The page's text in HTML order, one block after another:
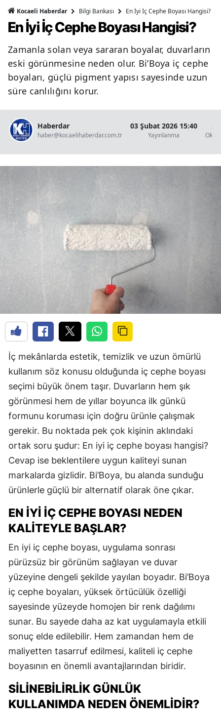
Kocaeli Haberdar Bilgi Bankası En İyi İç Cephe Boyası Hangisi?
En İyi İç Cephe Boyası Hangisi?
Zamanla solan veya sararan boyalar, duvarların
eski görünmesine neden olur. Bi’Boya iç cephe
boyaları, güçlü pigment yapısı sayesinde uzun
süre canlılığını korur.
Haberdar
haber@kocaelihaberdar.com.tr
03 Şubat 2026 15:40
Yayınlanma
2
İç mekânlarda estetik, temizlik ve uzun ömürlü
kullanım söz konusu olduğunda iç cephe boyası
seçimi büyük önem taşır. Duvarların hem şık
görünmesi hem de yıllar boyunca ilk günkü
formunu koruması için doğru ürünle çalışmak
gerekir. Bu noktada pek çok kişinin aklındaki
ortak soru şudur: En iyi iç cephe boyası hangisi?
Cevap ise beklentilere uygun kaliteyi sunan
markalarda gizlidir. Bi’Boya, bu alanda sunduğu
ürünlerle güçlü bir alternatif olarak öne çıkar.
EN İYI İÇ CEPHE BOYASI NEDEN
KALITEYLE BAŞLAR?
En iyi iç cephe boyası, uygulama sonrası
pürüzsüz bir görünüm sağlayan ve duvar
yüzeyine dengeli şekilde yayılan boyadır. Bi’Boya
iç cephe boyaları, yüksek örtücülük özelliği
sayesinde yüzeyde homojen bir renk dağılımı
sunar. Bu sayede daha az kat uygulamayla etkili
sonuç elde edilebilir. Hem zamandan hem de
maliyetten tasarruf edilmesi, kaliteli iç cephe
boyasının en önemli avantajlarından biridir.
SILINEBILIRLIK GÜNLÜK
KULLANIMDA NEDEN ÖNEMLIDIR?